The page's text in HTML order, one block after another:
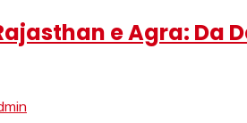
e Agra: